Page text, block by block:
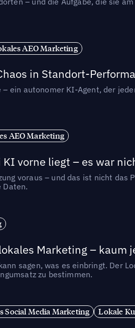
AEO Marketing
in Standort-
ein autonomer KI-Agent, der
AEO Marketing
vorne liegt – es war
voraus – und das ist nicht
Daten.
Marketing –
sagen, was es einbringt. Der
zu bestimmen.
Social Media Marketing Lokale